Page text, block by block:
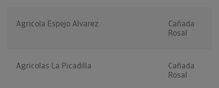
Agricola Espejo Alvarez
Cañada
Rosal
Agricolas La Picadilla
Cañada
Rosal